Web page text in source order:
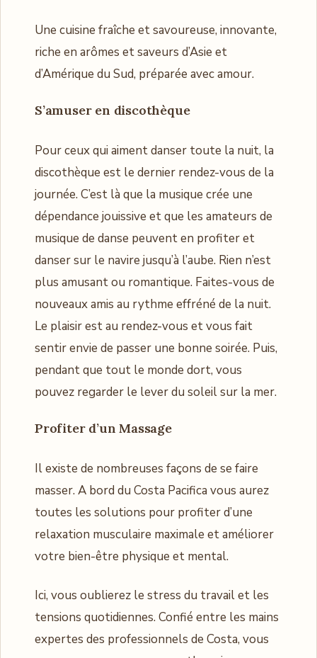
Une cuisine fraîche et savoureuse, innovante,
riche en arômes et saveurs d’Asie et
d’Amérique du Sud, préparée avec amour.
S’amuser en discothèque
Pour ceux qui aiment danser toute la nuit, la
discothèque est le dernier rendez-vous de la
journée. C’est là que la musique crée une
dépendance jouissive et que les amateurs de
musique de danse peuvent en profiter et
danser sur le navire jusqu’à l’aube. Rien n’est
plus amusant ou romantique. Faites-vous de
nouveaux amis au rythme effréné de la nuit.
Le plaisir est au rendez-vous et vous fait
sentir envie de passer une bonne soirée. Puis,
pendant que tout le monde dort, vous
pouvez regarder le lever du soleil sur la mer.
Profiter d’unMassage
Il existe de nombreuses façons de se faire
masser. A bord du Costa Pacifica vous aurez
toutes les solutions pour profiter d’une
relaxation musculaire maximale et améliorer
votre bien-être physique et mental.
Ici, vous oublierez le stress du travail et les
tensions quotidiennes. Confié entre les mains
expertes des professionnels de Costa, vous